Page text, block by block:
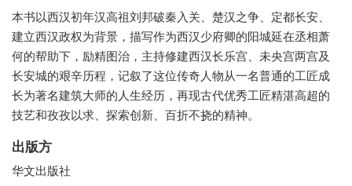
本书以西汉初年汉高祖刘邦破秦入关、楚汉之争、定都长安、
建立西汉政权为背景，描写作为西汉少府卿的阳城延在丞相萧
何的帮助下，励精图治，主持修建西汉长乐宫、未央宫两宫及
长安城的艰辛历程，记叙了这位传奇人物从一名普通的工匠成
长为著名建筑大师的人生经历，再现古代优秀工匠精湛高超的
技艺和孜孜以求、探索创新、百折不挠的精神。
出版方
华文出版社